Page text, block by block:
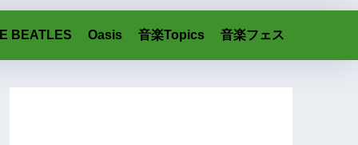
BEATLES Oasis 音楽Topics 音楽フェス